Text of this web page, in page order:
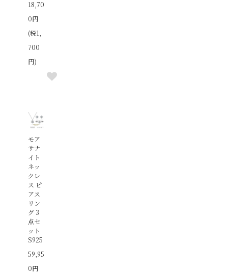
18,70
0円
(税1,
700
円)
モア
サナ
イト
ネッ
クレ
ス ピ
アス
リン
グ 3
点セ
ット
S925
59,95
0円